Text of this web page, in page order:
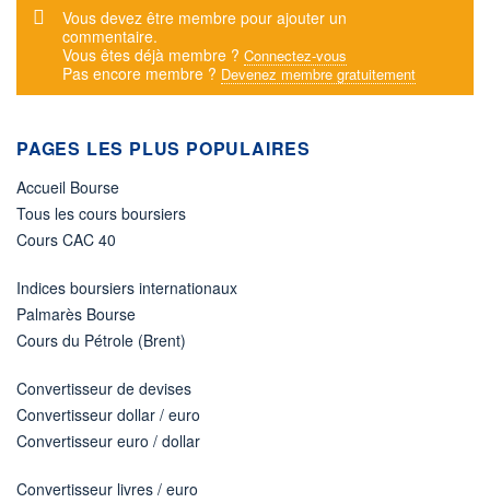
Message d'alerte
Vous devez être membre pour ajouter un
commentaire.
Vous êtes déjà membre ? Connectez-vous
Pas encore membre ? Devenez membre gratuitement
PAGES LES PLUS POPULAIRES
Accueil Bourse
Tous les cours boursiers
Cours CAC 40
Indices boursiers internationaux
Palmarès Bourse
Cours du Pétrole (Brent)
Convertisseur de devises
Convertisseur dollar / euro
Convertisseur euro / dollar
Convertisseur livres / euro